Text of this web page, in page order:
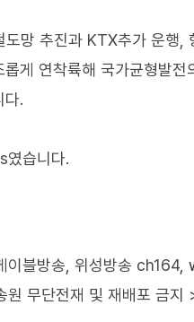
망 추진과 KTX추가 운행,
게 연착륙해 국가균형발
다.
였습니다.
이블방송, 위성방송 ch164,
무단전재 및 재배포 금지